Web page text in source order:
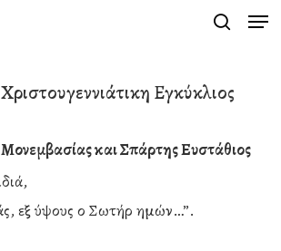
Εγκύκλιος
και Σπάρτης Ευστάθιος
εξ ύψους ο Σωτήρ ημών…”.